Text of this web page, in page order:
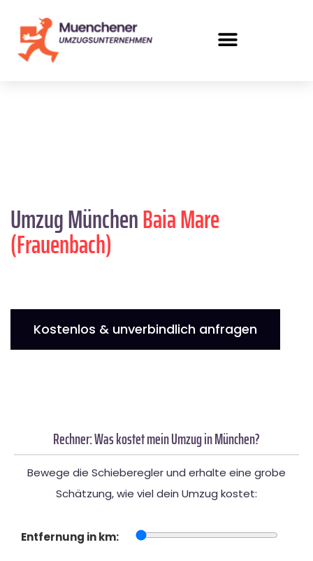
Umzug MünchenBaia Mare
(Frauenbach)
Kostenlos & unverbindlich anfragen
Rechner: Was kostet mein Umzug in München?
Bewege die Schieberegler und erhalte eine grobe
Schätzung, wie viel dein Umzug kostet:
Entfernung in km: